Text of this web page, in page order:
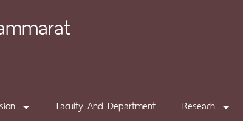
Faculty And Department Reseach